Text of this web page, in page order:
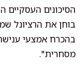
הסיכונים
בוחן את הרציונל
בהכרח אמצעי
מסחרית".